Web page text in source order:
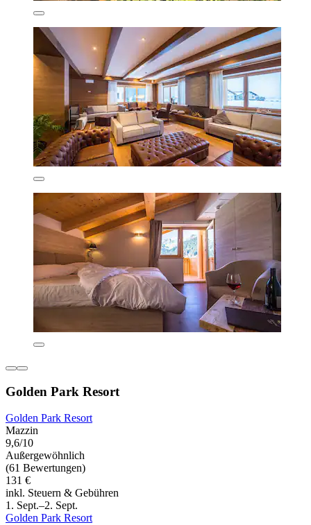
Golden Park Resort
Golden Park Resort
Mazzin
9,6/10
Außergewöhnlich
(61 Bewertungen)
131 €
inkl. Steuern & Gebühren
1. Sept.–2. Sept.
Golden Park Resort